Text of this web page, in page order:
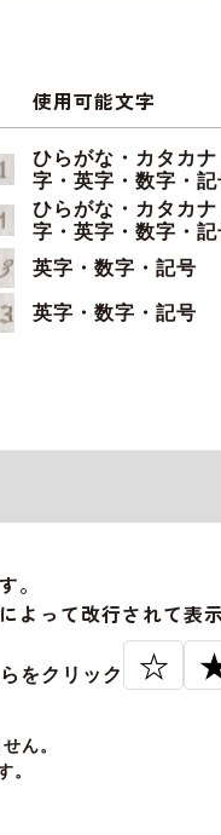
使用可能文字
ひらがな・カタカナ
字・英字・数字・記
ひらがな・カタカナ
字・英字・数字・記
英字・数字・記号
英字・数字・記号
。
よって改行されて表示
をクリック ☆
ん。
。